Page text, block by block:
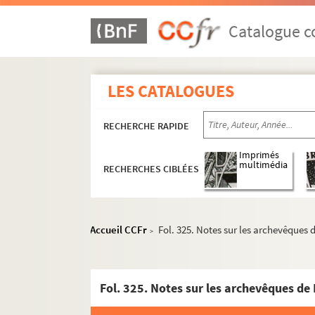
Catalogue
LES CATALOGUES
RECHERCHE RAPIDE
RECHERCHES CIBLÉES
Imprimés
multimédia
Accueil CCFr > Fol. 325. Notes sur les archevêques
Fol. 325. Notes sur les archevêques de
Fol. 1. « Recueil de quelques
Fol. 35. « La Franche-Comté de